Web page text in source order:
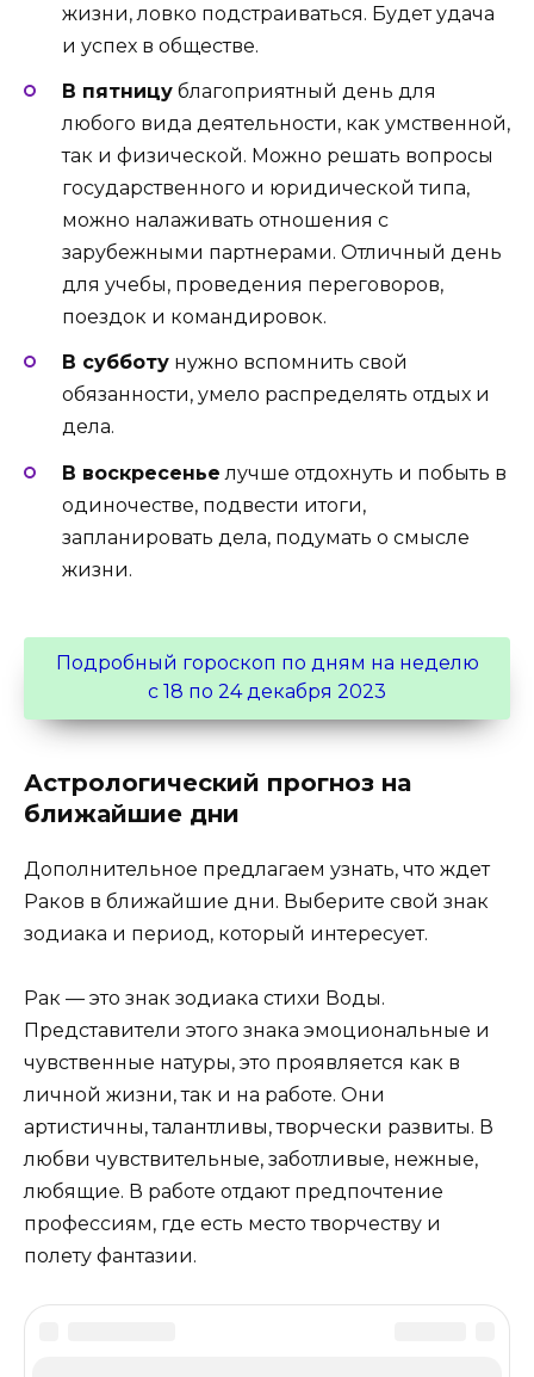
жизни, ловко подстраиваться. Будет удача
и успех в обществе.
В пятницу благоприятный день для
любого вида деятельности, как умственной,
так и физической. Можно решать вопросы
государственного и юридической типа,
можно налаживать отношения с
зарубежными партнерами. Отличный день
для учебы, проведения переговоров,
поездок и командировок.
В субботу нужно вспомнить свой
обязанности, умело распределять отдых и
дела.
В воскресенье лучше отдохнуть и побыть в
одиночестве, подвести итоги,
запланировать дела, подумать о смысле
жизни.
Подробный гороскоп по дням на неделю
с 18 по 24 декабря 2023
Астрологический прогноз на
ближайшие дни
Дополнительное предлагаем узнать, что ждет
Раков в ближайшие дни. Выберите свой знак
зодиака и период, который интересует.
Рак — это знак зодиака стихи Воды.
Представители этого знака эмоциональные и
чувственные натуры, это проявляется как в
личной жизни, так и на работе. Они
артистичны, талантливы, творчески развиты. В
любви чувствительные, заботливые, нежные,
любящие. В работе отдают предпочтение
профессиям, где есть место творчеству и
полету фантазии.